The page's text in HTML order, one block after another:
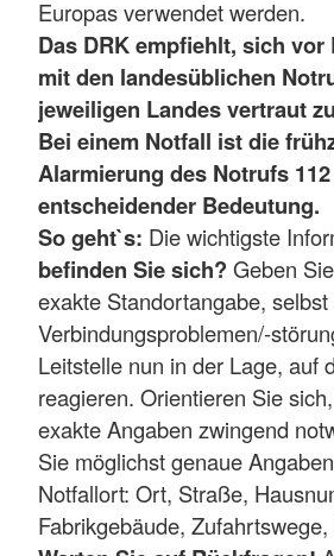
Europas verwendet werden.
Das DRK empfiehlt, sich vor
mit den landesüblichen
jeweiligen Landes vertraut
Bei einem Notfall ist die
Alarmierung des Notrufs
entscheidender Bedeutung.
So geht`s: Die wichtigste
befinden Sie sich?Geben
exakte Standortangabe, selbst
Verbindungsproblemen/-
Leitstelle nun in der Lage, auf
reagieren. Orientieren Sie
exakte Angaben zwingend
Sie möglichst genaue
Notfallort: Ort, Straße,
Fabrikgebäude,